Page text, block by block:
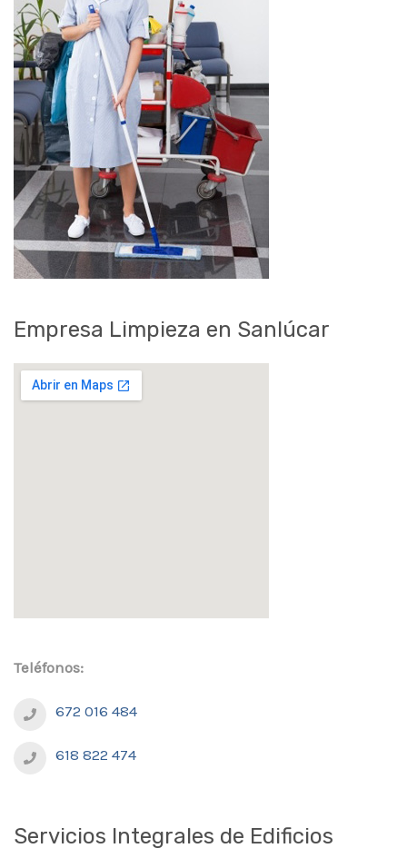
Empresa Limpieza en Sanlúcar
Teléfonos:
672 016 484
618 822 474
Servicios Integrales de Edificios